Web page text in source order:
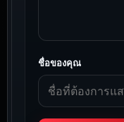
ชื่อของคุณ